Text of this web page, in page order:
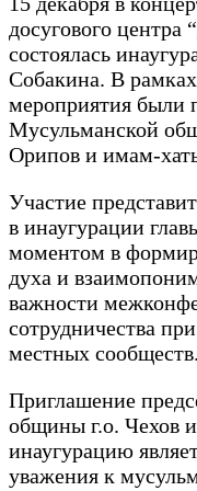
досугового центра
состоялась
Собакина. В
мероприятия были
Мусульманской
Орипов и имам-
Участие
в инаугурации
моментом в
духа и
важности
сотрудничества
местных сообществ.
Приглашение
общины г.о. Чехов
инаугурацию
уважения к